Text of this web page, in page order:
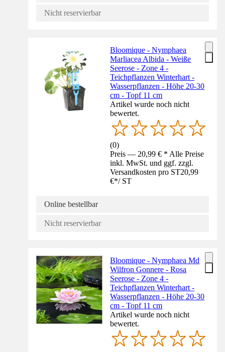
Nicht reservierbar
Bloomique - Nymphaea
Marliacea Albida - Weiße
Seerose - Zone 4 -
Teichpflanzen Winterhart -
Wasserpflanzen - Höhe 20-30
cm - Topf 11 cm
Artikel wurde noch nicht
bewertet.
(0)
Preis — 20,99 € * Alle Preise
inkl. MwSt. und ggf. zzgl.
Versandkosten pro ST20,99
€*/ ST
Online bestellbar
Nicht reservierbar
Bloomique - Nymphaea Md
Wilfron Gonnere - Rosa
Seerose - Zone 4 -
Teichpflanzen Winterhart -
Wasserpflanzen - Höhe 20-30
cm - Topf 11 cm
Artikel wurde noch nicht
bewertet.